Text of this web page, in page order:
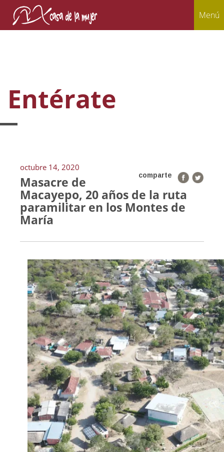
Menú
Entérate
octubre 14, 2020
comparte
Masacre de
Macayepo, 20 años de la ruta
paramilitar en los Montes de
María